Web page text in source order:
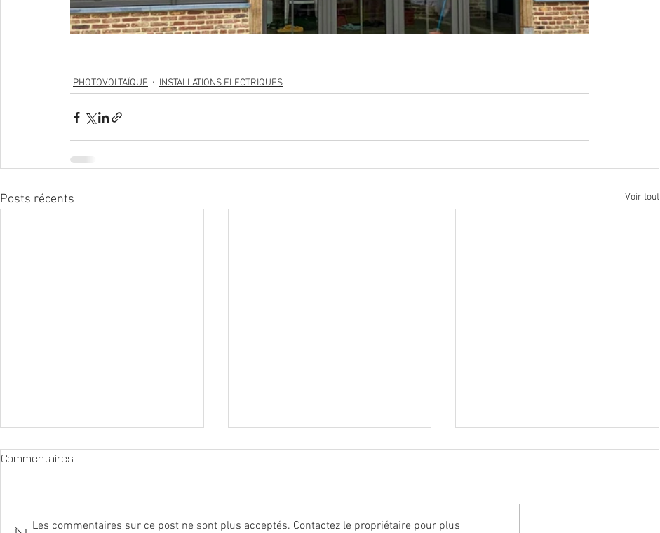
PHOTOVOLTAÏQUE INSTALLATIONS ELECTRIQUES
Posts récents Voir tout
Commentaires
Les commentaires sur ce post ne sont plus acceptés. Contactez le propriétaire pour plus